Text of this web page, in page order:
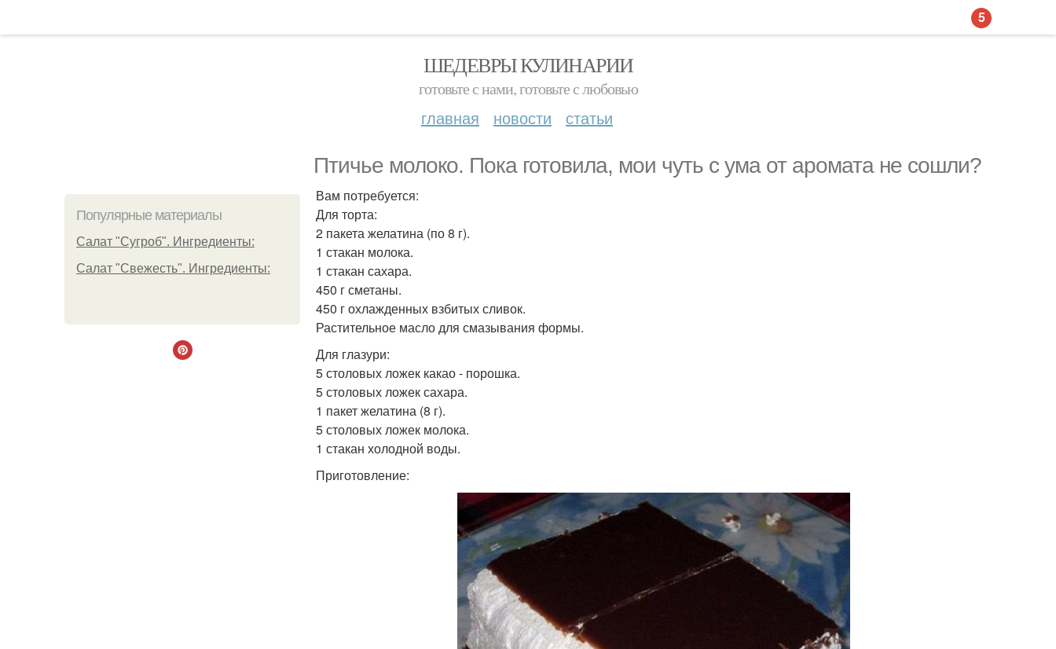
ШЕДЕВРЫ КУЛИНАРИИ
готовьте с нами, готовьте с любовью
главная новости статьи
Птичье молоко. Пока готовила, мои чуть с ума от аромата не сошли?
Популярные материалы
Салат "Сугроб". Ингредиенты:
Салат "Свежесть". Ингредиенты:
Вам потребуется:
Для торта:
2 пакета желатина (по 8 г).
1 стакан молока.
1 стакан сахара.
450 г сметаны.
450 г охлажденных взбитых сливок.
Растительное масло для смазывания формы.
Для глазури:
5 столовых ложек какао - порошка.
5 столовых ложек сахара.
1 пакет желатина (8 г).
5 столовых ложек молока.
1 стакан холодной воды.
Приготовление:
5